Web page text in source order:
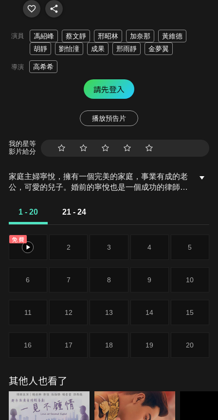
演員 馮紹峰 蔡文靜 邢昭林 加奈那
黃維德
胡靜
劉怡潼 成果 邢雨靜 金夢翼
導演 高希希
請先登入
播放預告片
我的星等
影片給分
家庭主婦寧悅，擁有一個完美的家庭，事業有成的老
公，可愛的兒子。婚前的寧悅也是一個成功的律師，
對自己的生活非常滿足。一次家庭聚會，寧悅提出了
同意。然而，一切都沒那麼簡單...
1 - 20 21 - 24
免費
1 2 3 4 5
6 7 8 9 10
11 12 13 14 15
16 17 18 19 20
其他人也看了